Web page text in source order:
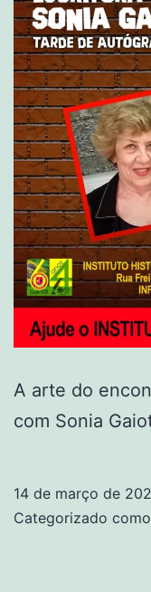
A arte do
com Sonia
14 de março de
Categorizado como